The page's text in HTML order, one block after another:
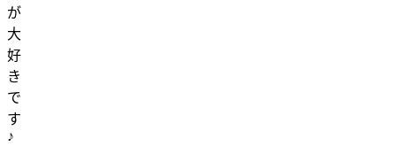
が
大
好
き
で
す
♪